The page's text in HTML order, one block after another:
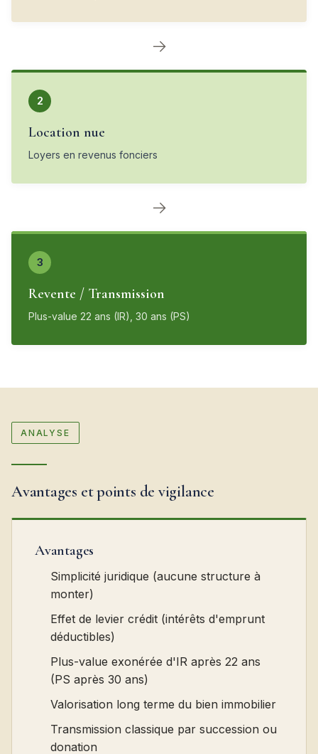
→
2
Location nue
Loyers en revenus fonciers
→
3
Revente / Transmission
Plus-value 22 ans (IR), 30 ans (PS)
ANALYSE
Avantages et points de vigilance
Avantages
Simplicité juridique (aucune structure à
monter)
Effet de levier crédit (intérêts d'emprunt
déductibles)
Plus-value exonérée d'IR après 22 ans
(PS après 30 ans)
Valorisation long terme du bien immobilier
Transmission classique par succession ou
donation